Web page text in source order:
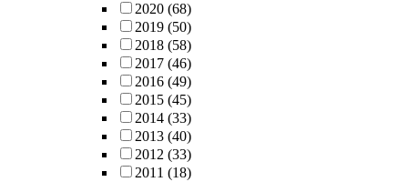
2020 (68)
2019 (50)
2018 (58)
2017 (46)
2016 (49)
2015 (45)
2014 (33)
2013 (40)
2012 (33)
2011 (18)